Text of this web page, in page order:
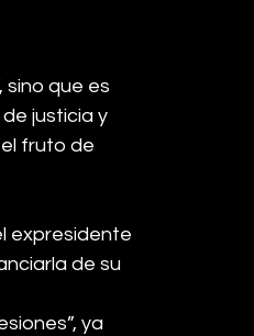
sino que es
justicia y
fruto de
expresidente
de su
ya